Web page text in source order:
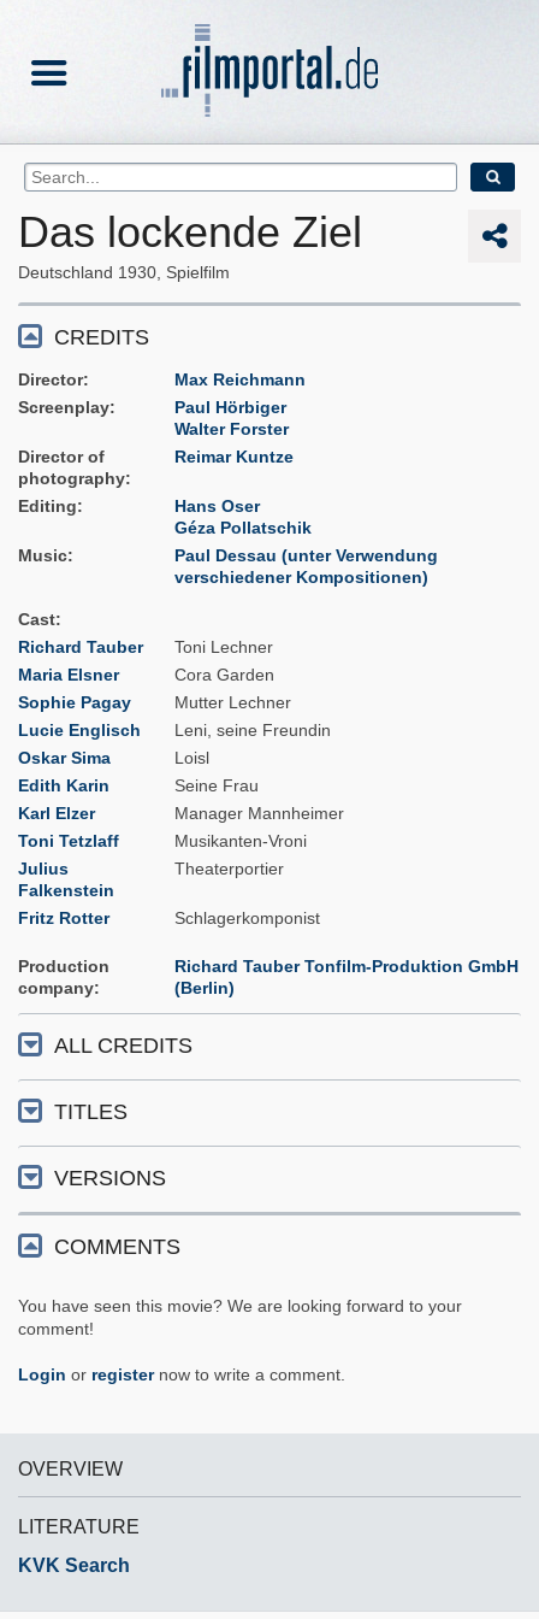
Das lockende Ziel
Deutschland 1930 Spielfilm
CREDITS
Director
Max Reichmann
Screenplay
Paul Hörbiger
Walter Forster
Director of
photography
Reimar Kuntze
Editing
Hans Oser
Géza Pollatschik
Music
Paul Dessau (unter Verwendung
verschiedener Kompositionen)
Cast
Richard Tauber
Toni Lechner
Maria Elsner
Cora Garden
Sophie Pagay
Mutter Lechner
Lucie Englisch
Leni, seine Freundin
Oskar Sima
Loisl
Edith Karin
Seine Frau
Karl Elzer
Manager Mannheimer
Toni Tetzlaff
Musikanten-Vroni
Julius
Falkenstein
Theaterportier
Fritz Rotter Schlagerkomponist
Production
company
Richard Tauber Tonfilm-Produktion GmbH
(Berlin)
ALL CREDITS
TITLES
VERSIONS
COMMENTS
You have seen this movie? We are looking forward to your
comment!
Login or registernow to write a comment.
OVERVIEW
LITERATURE
KVK Search